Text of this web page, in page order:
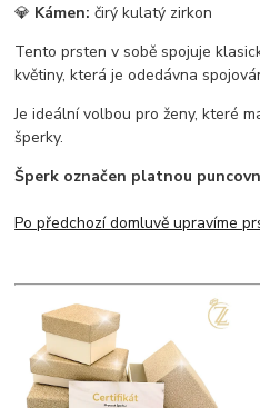
💎 Kámen: čirý kulatý zirkon
Tento prsten v sobě spojuje
květiny, která je odedávna
Je ideální volbou pro ženy, které
šperky.
Šperk označen platnou
Po předchozí domluvě upravíme